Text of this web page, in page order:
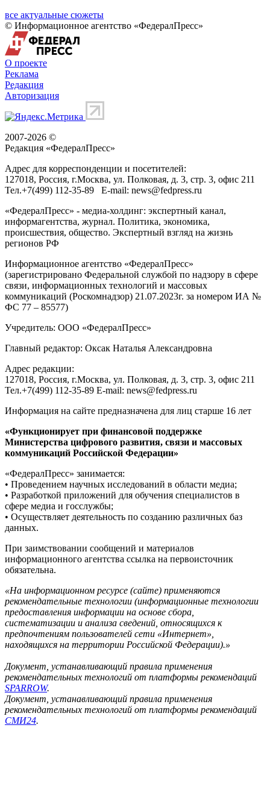
все актуальные сюжеты
© Информационное агентство «ФедералПресс»
О проекте
Реклама
Редакция
Авторизация
2007-2026 ©
Редакция «ФедералПресс»
Адрес для корреспонденции и посетителей:
127018, Россия, г.Москва, ул. Полковая, д. 3, стр. 3, офис 211
Тел.+7(499) 112-35-89 E-mail: news@fedpress.ru
«ФедералПресс» - медиа-холдинг: экспертный канал,
информагентства, журнал. Политика, экономика,
происшествия, общество. Экспертный взгляд на жизнь
регионов РФ
Информационное агентство «ФедералПресс»
(зарегистрировано Федеральной службой по надзору в сфере
связи, информационных технологий и массовых
коммуникаций (Роскомнадзор) 21.07.2023г. за номером ИА №
ФС 77 – 85577)
Учредитель: ООО «ФедералПресс»
Главный редактор: Оксак Наталья Александровна
Адрес редакции:
127018, Россия, г.Москва, ул. Полковая, д. 3, стр. 3, офис 211
Тел.+7(499) 112-35-89 E-mail: news@fedpress.ru
Информация на сайте предназначена для лиц старше 16 лет
«Функционирует при финансовой поддержке
Министерства цифрового развития, связи и массовых
коммуникаций Российской Федерации»
«ФедералПресс» занимается:
• Проведением научных исследований в области медиа;
• Разработкой приложений для обучения специалистов в
сфере медиа и госслужбы;
• Осуществляет деятельность по созданию различных баз
данных.
При заимствовании сообщений и материалов
информационного агентства ссылка на первоисточник
обязательна.
«На информационном ресурсе (сайте) применяются
рекомендательные технологии (информационные технологии
предоставления информации на основе сбора,
систематизации и анализа сведений, относящихся к
предпочтениям пользователей сети «Интернет»,
находящихся на территории Российской Федерации).»
Документ, устанавливающий правила применения
рекомендательных технологий от платформы рекомендаций
SPARROW.
Документ, устанавливающий правила применения
рекомендательных технологий от платформы рекомендаций
СМИ24.